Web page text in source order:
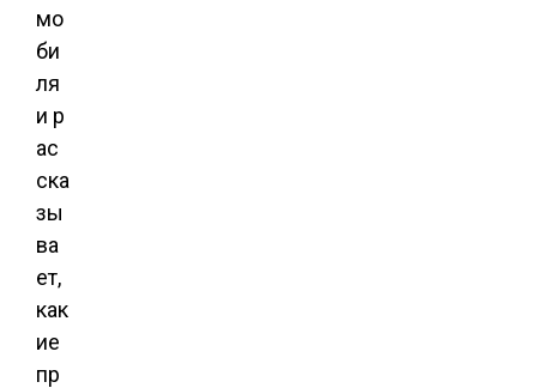
мо
би
ля
и р
ас
ска
зы
ва
ет,
как
ие
пр